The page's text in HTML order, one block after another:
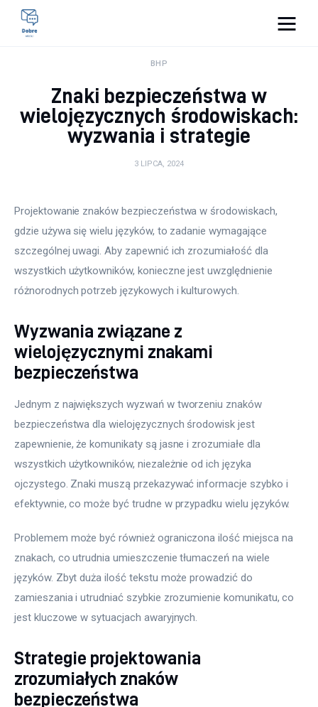
Lifestyle
Kunchnia i kulinaria
Więcej
BHP
Znaki bezpieczeństwa w
wielojęzycznych środowiskach:
wyzwania i strategie
3 LIPCA, 2024
Projektowanie znaków bezpieczeństwa w środowiskach,
gdzie używa się wielu języków, to zadanie wymagające
szczególnej uwagi. Aby zapewnić ich zrozumiałość dla
wszystkich użytkowników, konieczne jest uwzględnienie
różnorodnych potrzeb językowych i kulturowych.
Wyzwania związane z
wielojęzycznymi znakami
bezpieczeństwa
Jednym z największych wyzwań w tworzeniu znaków
bezpieczeństwa dla wielojęzycznych środowisk jest
zapewnienie, że komunikaty są jasne i zrozumiałe dla
wszystkich użytkowników, niezależnie od ich języka
ojczystego. Znaki muszą przekazywać informacje szybko i
efektywnie, co może być trudne w przypadku wielu języków.
Problemem może być również ograniczona ilość miejsca na
znakach, co utrudnia umieszczenie tłumaczeń na wiele
języków. Zbyt duża ilość tekstu może prowadzić do
zamieszania i utrudniać szybkie zrozumienie komunikatu, co
jest kluczowe w sytuacjach awaryjnych.
Strategie projektowania
zrozumiałych znaków
bezpieczeństwa